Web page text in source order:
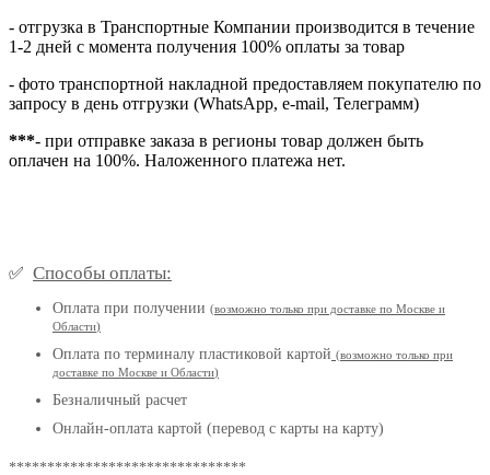
- отгрузка в Транспортные Компании производится в течение
1-2 дней с момента получения 100% оплаты за товар
- фото транспортной накладной предоставляем покупателю по
запросу в день отгрузки (WhatsApp, e-mail, Телеграмм)
***- при отправке заказа в регионы товар должен быть
оплачен на 100%. Наложенного платежа нет.
✅ Способы оплаты:
Оплата при получении (возможно только при доставке по Москве и
Области)
Оплата по терминалу пластиковой картой (возможно только при
доставке по Москве и Области)
Безналичный расчет
Онлайн-оплата картой (перевод с карты на карту)
*******************************